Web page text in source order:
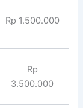
Rp 1.500.000
Rp
3.500.000